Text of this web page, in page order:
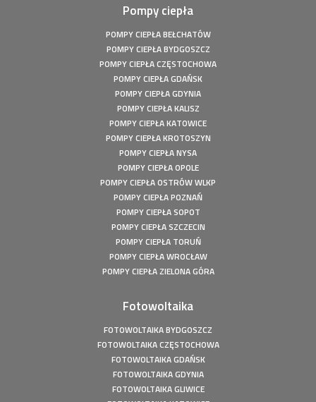
fotowoltaiczna o mocy: 4,5 kWp
Fotowoltaika Wola Droszewska - Instalacja fotowoltaiczna
o mocy: 4,99 kWp
Fotowoltaika Aquapark Kalisz - Instalacja fotowoltaiczna o
Fotowoltaika Bełchatów - Instalacja fotowoltaiczna o
Pompa ciepła Kępiny Wielkie - Mitsubishi Heavy Split -
Pompa ciepła Wola Droszewska - Innova Nordic 10 KW
Fotowoltaika Wiśniowa Góra - Instalacja fotowoltaiczna o
Magazyn Energii Ródka - Sofar - BTS E5-DS5 - 5,12kWh
Magazyn Energii Młodoszowice - Sofar - BTS E5-DS5 -
Fotowoltaika Zajazd Ostoja - Instalacja fotowoltaiczna o
Fotowoltaika Hanuszów - Instalacja fotowoltaiczna o
Fotowoltaika Biadki - Instalacja fotowoltaiczna o mocy:
Fotowoltaika Stargard- Instalacja fotowoltaiczna o mocy:
Pompy ciepła
POMPY CIEPŁA BEŁCHATÓW
POMPY CIEPŁA BYDGOSZCZ
POMPY CIEPŁA CZĘSTOCHOWA
POMPY CIEPŁA GDAŃSK
POMPY CIEPŁA GDYNIA
POMPY CIEPŁA KALISZ
POMPY CIEPŁA KATOWICE
POMPY CIEPŁA KROTOSZYN
POMPY CIEPŁA NYSA
POMPY CIEPŁA OPOLE
POMPY CIEPŁA OSTRÓW WLKP
POMPY CIEPŁA POZNAŃ
POMPY CIEPŁA SOPOT
POMPY CIEPŁA SZCZECIN
POMPY CIEPŁA TORUŃ
POMPY CIEPŁA WROCŁAW
POMPY CIEPŁA ZIELONA GÓRA
Fotowoltaika
FOTOWOLTAIKA BYDGOSZCZ
FOTOWOLTAIKA CZĘSTOCHOWA
FOTOWOLTAIKA GDAŃSK
FOTOWOLTAIKA GDYNIA
FOTOWOLTAIKA GLIWICE